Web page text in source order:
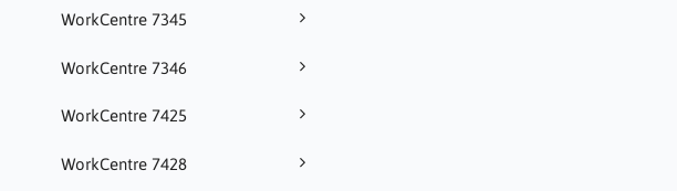
WorkCentre 7345
WorkCentre 7346
WorkCentre 7425
WorkCentre 7428